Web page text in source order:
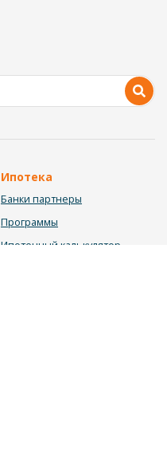
Ипотека
Банки партнеры
Программы
Ипотечный калькулятор